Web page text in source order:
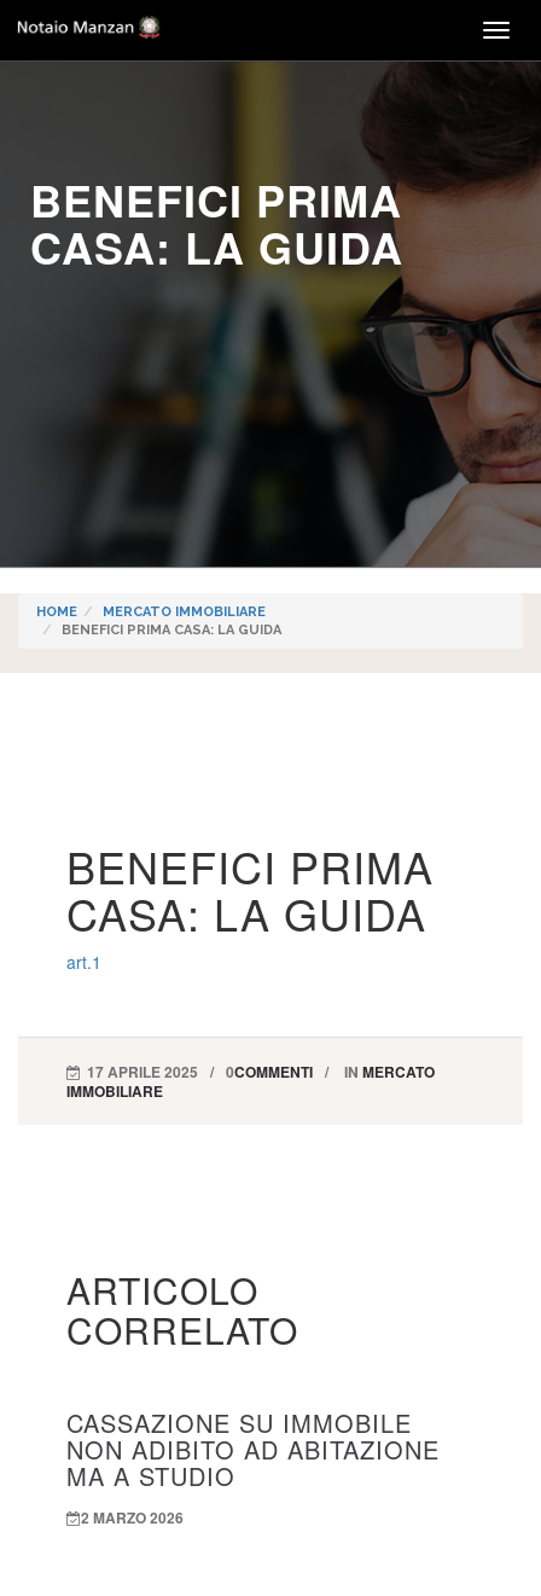
BENEFICI PRIMA
CASA: LA GUIDA
HOME
MERCATO IMMOBILIARE
BENEFICI PRIMA CASA: LA GUIDA
BENEFICI PRIMA
CASA: LA GUIDA
art.1
17 APRILE 2025 0COMMENTI IN MERCATO
IMMOBILIARE
ARTICOLO
CORRELATO
CASSAZIONE SU IMMOBILE
NON ADIBITO AD ABITAZIONE
MA A STUDIO
2 MARZO 2026